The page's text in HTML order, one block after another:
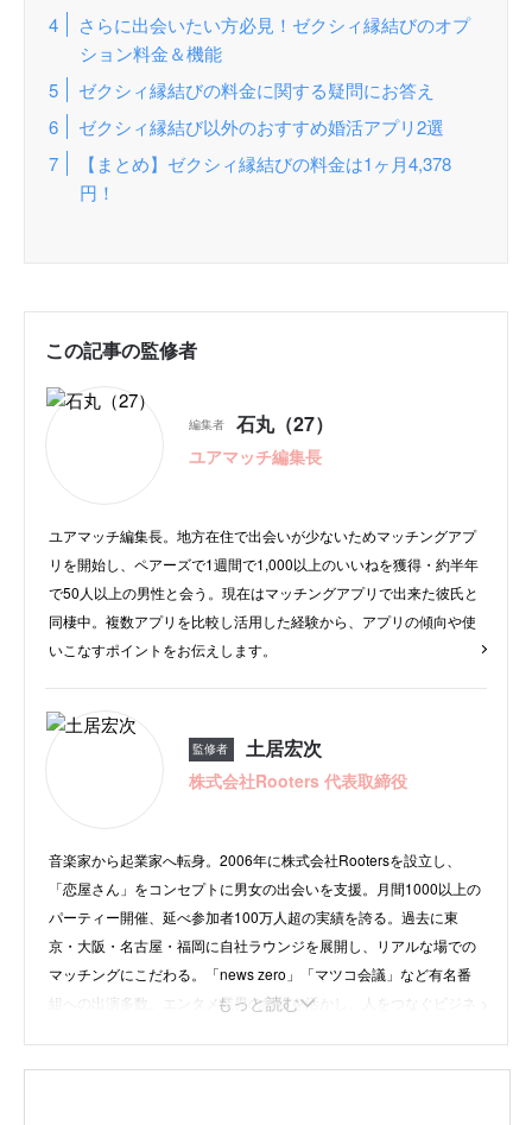
さらに出会いたい方必見！ゼクシィ縁結びのオプ
ション料金＆機能
ゼクシィ縁結びの料金に関する疑問にお答え
ゼクシィ縁結び以外のおすすめ婚活アプリ2選
【まとめ】ゼクシィ縁結びの料金は1ヶ月4,378
円！
この記事の監修者
編集者 石丸（27）
ユアマッチ編集長
ユアマッチ編集長。地方在住で出会いが少ないためマッチングアプ
リを開始し、ペアーズで1週間で1,000以上のいいねを獲得・約半年
で50人以上の男性と会う。現在はマッチングアプリで出来た彼氏と
同棲中。複数アプリを比較し活用した経験から、アプリの傾向や使
いこなすポイントをお伝えします。
監修者 土居宏次
株式会社Rooters 代表取締役
音楽家から起業家へ転身。2006年に株式会社Rootersを設立し、
「恋屋さん」をコンセプトに男女の出会いを支援。月間1000以上の
パーティー開催、延べ参加者100万人超の実績を誇る。過去に東
京・大阪・名古屋・福岡に自社ラウンジを展開し、リアルな場での
マッチングにこだわる。「news zero」「マツコ会議」など有名番
組への出演多数。エンタメ業界の経験を活かし、人をつなぐビジネ
もっと読む